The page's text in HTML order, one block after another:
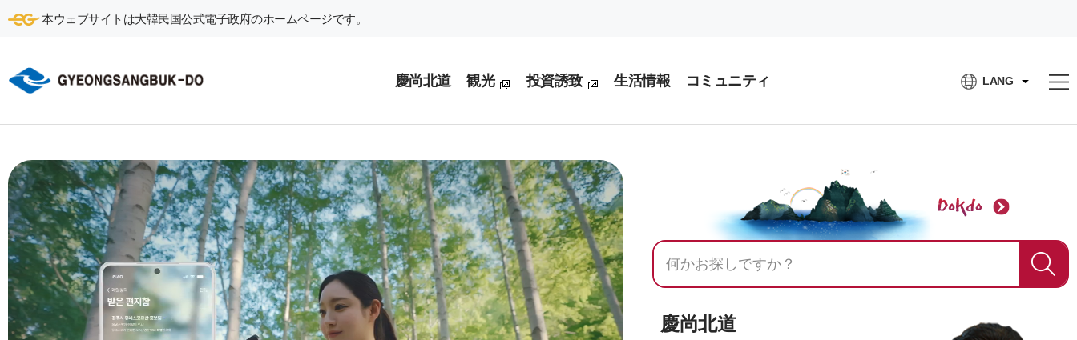
本ウェブサイトは大韓民国公式電子政府のホームページです。
慶尚北道 観光 投資誘致 生活情報 コミュニティ LANG
慶尚北道